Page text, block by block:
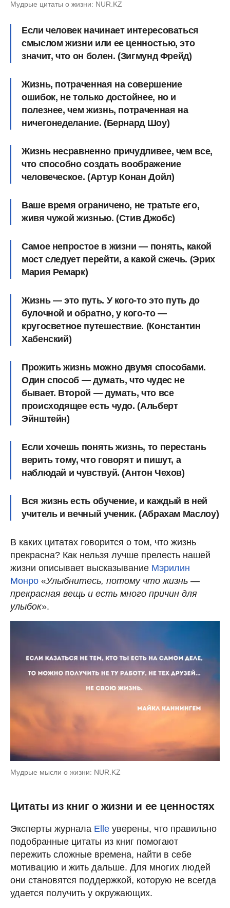
Мудрые цитаты о жизни: NUR.KZ
Если человек начинает интересоваться
смыслом жизни или ее ценностью, это
значит, что он болен. (Зигмунд Фрейд)
Жизнь, потраченная на совершение
ошибок, не только достойнее, но и
полезнее, чем жизнь, потраченная на
ничегонеделание. (Бернард Шоу)
Жизнь несравненно причудливее, чем все,
что способно создать воображение
человеческое. (Артур Конан Дойл)
Ваше время ограничено, не тратьте его,
живя чужой жизнью. (Стив Джобс)
Самое непростое в жизни — понять, какой
мост следует перейти, а какой сжечь. (Эрих
Мария Ремарк)
Жизнь — это путь. У кого-то это путь до
булочной и обратно, у кого-то —
кругосветное путешествие. (Константин
Хабенский)
Прожить жизнь можно двумя способами.
Один способ — думать, что чудес не
бывает. Второй — думать, что все
происходящее есть чудо. (Альберт
Эйнштейн)
Если хочешь понять жизнь, то перестань
верить тому, что говорят и пишут, а
наблюдай и чувствуй. (Антон Чехов)
Вся жизнь есть обучение, и каждый в ней
учитель и вечный ученик. (Абрахам Маслоу)
В каких цитатах говорится о том, что жизнь
прекрасна? Как нельзя лучше прелесть нашей
жизни описывает высказывание Мэрилин
Монро «Улыбнитесь, потому что жизнь —
прекрасная вещь и есть много причин для
улыбок».
Мудрые мысли о жизни: NUR.KZ
Цитаты из книг о жизни и ее ценностях
Эксперты журнала Elle уверены, что правильно
подобранные цитаты из книг помогают
пережить сложные времена, найти в себе
мотивацию и жить дальше. Для многих людей
они становятся поддержкой, которую не всегда
удается получить у окружающих.